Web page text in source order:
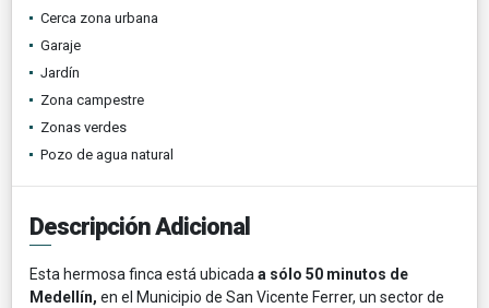
Cerca zona urbana
Garaje
Jardín
Zona campestre
Zonas verdes
Pozo de agua natural
Descripción Adicional
Esta hermosa finca está ubicada a sólo 50 minutos de
Medellín, en el Municipio de San Vicente Ferrer, un sector de